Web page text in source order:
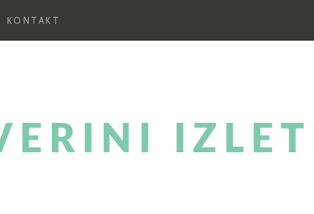
KONTAKT
IZLETI